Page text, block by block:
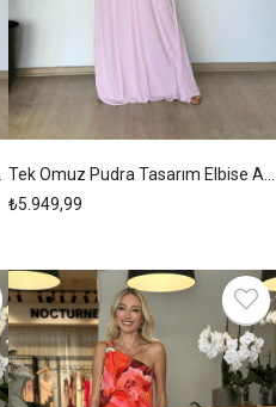
₺5.949,99